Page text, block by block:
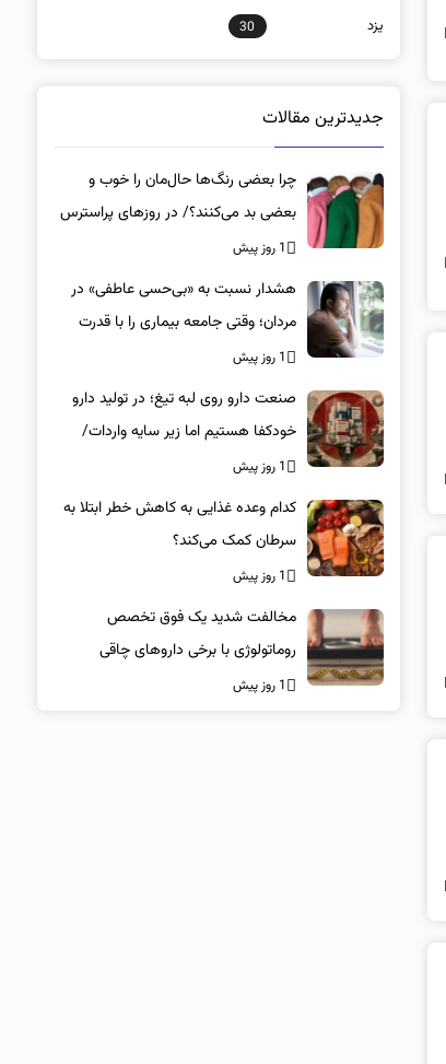
یزد 30
جدیدترین مقالات
چرا بعضی رنگ‌ها حال‌مان را خوب و
بعضی بد می‌کنند؟/ در روزهای پراسترس
این رنگ‌ها را بپوشید
1 روز پیش
هشدار نسبت به «بی‌حسی عاطفی» در
مردان؛ وقتی جامعه بیماری را با قدرت
اشتباه می‌گیرد
1 روز پیش
صنعت دارو روی لبه تیغ؛ در تولید دارو
خودکفا هستیم اما زیر سایه واردات/
کدام داروها این روزها کمیاب شده‌اند؟/
«کشور سه ماه ذخیره دارویی دارد»
1 روز پیش
کدام وعده غذایی به کاهش خطر ابتلا به
سرطان کمک می‌کند؟
1 روز پیش
مخالفت شدید یک فوق تخصص
روماتولوژی با برخی داروهای چاقی
1 روز پیش